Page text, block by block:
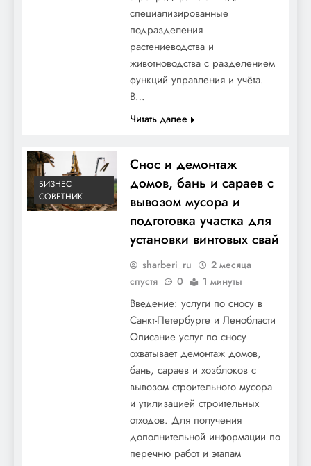
специализированные
подразделения
растениеводства и
животноводства с разделением
функций управления и учёта.
В…
Читать далее
БИЗНЕС
СОВЕТНИК
Снос и демонтаж
домов, бань и сараев с
вывозом мусора и
подготовка участка для
установки винтовых свай
sharberi_ru
2 месяца
спустя
0 1 минуты
Введение: услуги по сносу в
Санкт-Петербурге и Ленобласти
Описание услуг по сносу
охватывает демонтаж домов,
бань, сараев и хозблоков с
вывозом строительного мусора
и утилизацией строительных
отходов. Для получения
дополнительной информации по
перечню работ и этапам